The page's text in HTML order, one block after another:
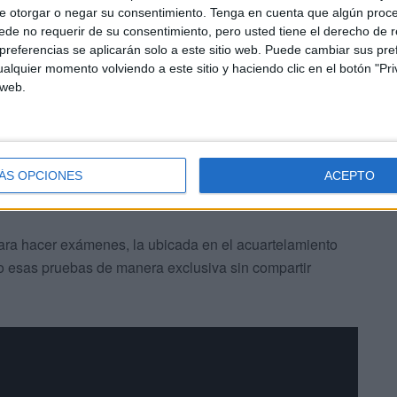
otorgar o negar su consentimiento. Tenga en cuenta que algún
no requerir de su consentimiento, pero usted tiene el derecho de
se aplicarán solo a este sitio web. Puede cambiar sus
momento volviendo a este sitio y haciendo clic en el botón
OPCIONES ACEPTO
está cedida a la Ciudad.
se tiene lista la que será definitiva el día 25. La
para llegar a soluciones inmediatas.
hacer exámenes, la ubicada en el acuartelamiento
pruebas de manera exclusiva sin compartir